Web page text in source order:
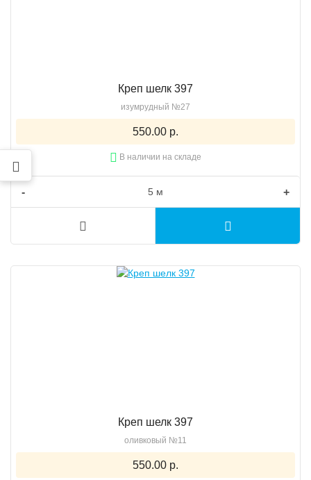
Креп шелк 397
изумрудный №27
550.00 р.
В наличии на складе
- +
Креп шелк 397
оливковый №11
550.00 р.